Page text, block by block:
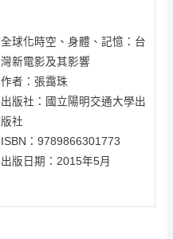
全球化時空、身體、記憶：台
灣新電影及其影響
作者：張靄珠
出版社：國立陽明交通大學出
版社
ISBN：9789866301773
出版日期：2015年5月